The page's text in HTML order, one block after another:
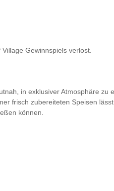
Gewinnspiels verlost.
in exklusiver Atmosphäre zu
frisch zubereiteten Speisen
können.